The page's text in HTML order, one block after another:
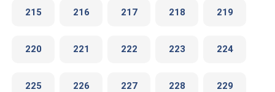
215 216 217 218 219
220 221 222 223 224
225 226 227 228 229